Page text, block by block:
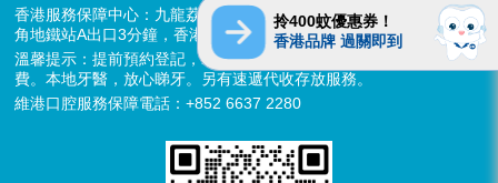
香港服務保障中心：九龍荔枝角長裕街11號定豐中心1306室（荔枝
角地鐵站A出口3分鐘，香港辦公室暫不應診，提供網絡諮詢）
溫馨提示：提前預約登記，X-ray、CT院內檢查免費，3D數字掃描免
費。本地牙醫，放心睇牙。另有速遞代收存放服務。
維港口腔服務保障電話：+852 6637 2280
拎400蚊優惠券！
香港品牌 過關即到